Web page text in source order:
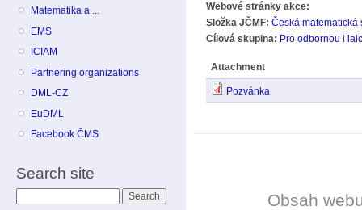
Matematika a ...
EMS
ICIAM
Partnering organizations
DML-CZ
EuDML
Facebook ČMS
Search site
Webové stránky akce:
Složka JČMF: Česká matematická
Cílová skupina: Pro odbornou i
Attachment
Pozvánka
Obsah